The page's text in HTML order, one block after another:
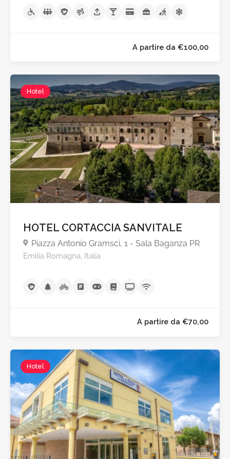
A partire da
Hotel
HOTEL CORTACCIA SANVITALE
Piazza Antonio Gramsci, 1 - Sala Baganza PR
Emilia Romagna, Italia
Hotel